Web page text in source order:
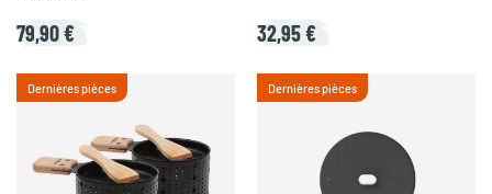
79,90 € 32,95 €
Dernières pièces Dernières pièces